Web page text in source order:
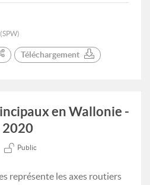
Téléchargement
en Wallonie -
2020
Public
représente les axes routiers